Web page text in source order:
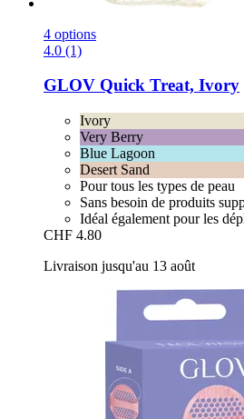
4 options
4.0 (1)
GLOV Quick Treat, Ivory
Ivory
Very Berry
Blue Lagoon
Desert Sand
Pour tous les types de peau
Sans besoin de produits
Idéal également pour les
CHF 4.80
Livraison jusqu'au 13 août